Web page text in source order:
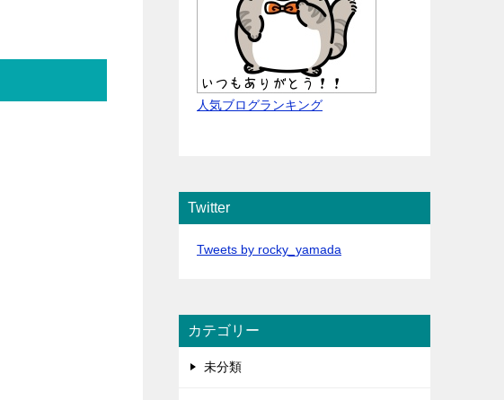
人気ブログランキング
Twitter
Tweets by rocky_yamada
カテゴリー
未分類